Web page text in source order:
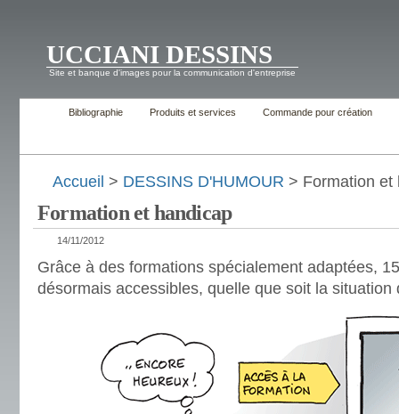
UCCIANI DESSINS
Site et banque d'images pour la communication d'entreprise
Bibliographie Produits et services Commande pour création
Accueil > DESSINS D'HUMOUR > Formation et
Formation et handicap
14/11/2012
Grâce à des formations spécialement adaptées,
désormais accessibles, quelle que soit la situation